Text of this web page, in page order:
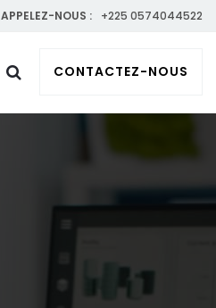
APPELEZ-NOUS : +225 0574044522
CONTACTEZ-NOUS